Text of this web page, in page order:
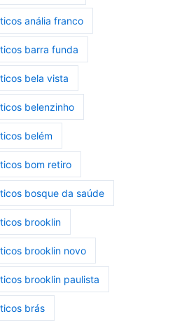
anália franco
barra funda
bela vista
belenzinho
belém
bom retiro
bosque da saúde
brooklin
brooklin novo
brooklin paulista
brás